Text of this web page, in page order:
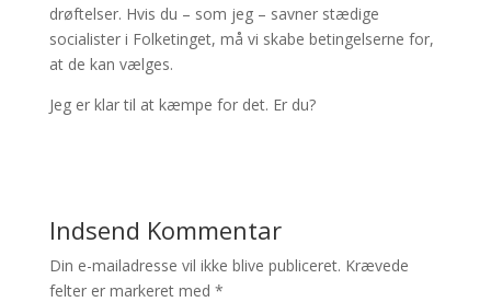
drøftelser. Hvis du – som jeg – savner stædige
socialister i Folketinget, må vi skabe betingelserne for,
at de kan vælges.
Jeg er klar til at kæmpe for det. Er du?
Indsend Kommentar
Din e-mailadresse vil ikke blive publiceret. Krævede
felter er markeret med *